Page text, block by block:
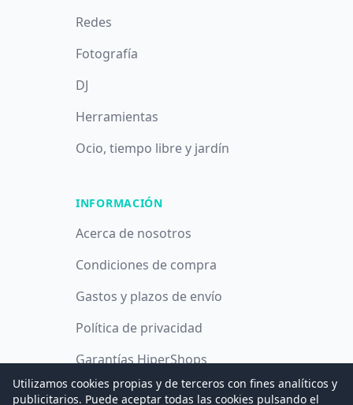
Redes
Fotografía
DJ
Herramientas
Ocio, tiempo libre y jardín
INFORMACIÓN
Acerca de nosotros
Condiciones de compra
Gastos y plazos de envío
Política de privacidad
Garantías HiperShops
Política de cookies
Utilizamos cookies propias y de terceros con fines analíticos y
publicitarios. Puede aceptar todas las cookies pulsando el